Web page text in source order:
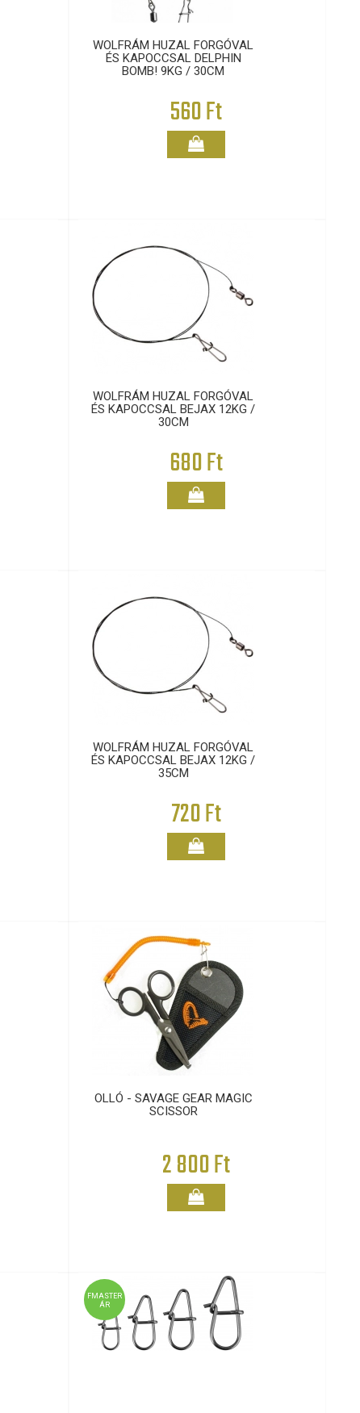
WOLFRÁM HUZAL FORGÓVAL
ÉS KAPOCCSAL DELPHIN
BOMB! 9KG / 30CM
560 Ft
WOLFRÁM HUZAL FORGÓVAL
ÉS KAPOCCSAL BEJAX 12KG /
30CM
680 Ft
WOLFRÁM HUZAL FORGÓVAL
ÉS KAPOCCSAL BEJAX 12KG /
35CM
720 Ft
OLLÓ - SAVAGE GEAR MAGIC
SCISSOR
2 800 Ft
FMASTER
ÁR